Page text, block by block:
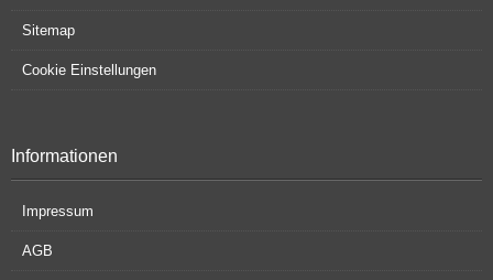
Sitemap
Cookie Einstellungen
Informationen
Impressum
AGB